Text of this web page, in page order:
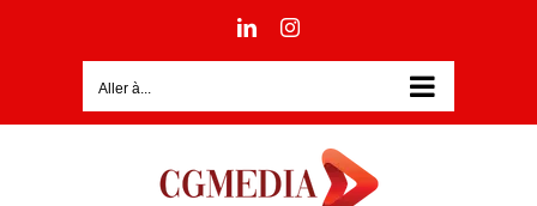
LinkedInInstagram
Aller à...